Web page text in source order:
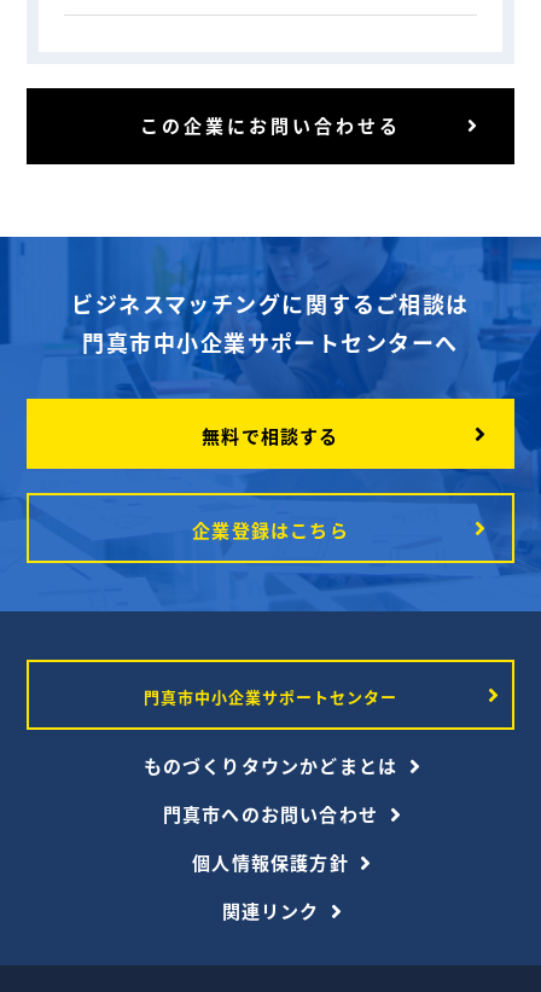
この企業にお問い合わせる
ビジネスマッチングに関するご相談は
門真市中小企業サポートセンターへ
無料で相談する
企業登録はこちら
門真市中小企業サポートセンター
ものづくりタウンかどまとは
門真市へのお問い合わせ
個人情報保護方針
関連リンク